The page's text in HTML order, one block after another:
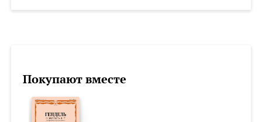
Покупают вместе